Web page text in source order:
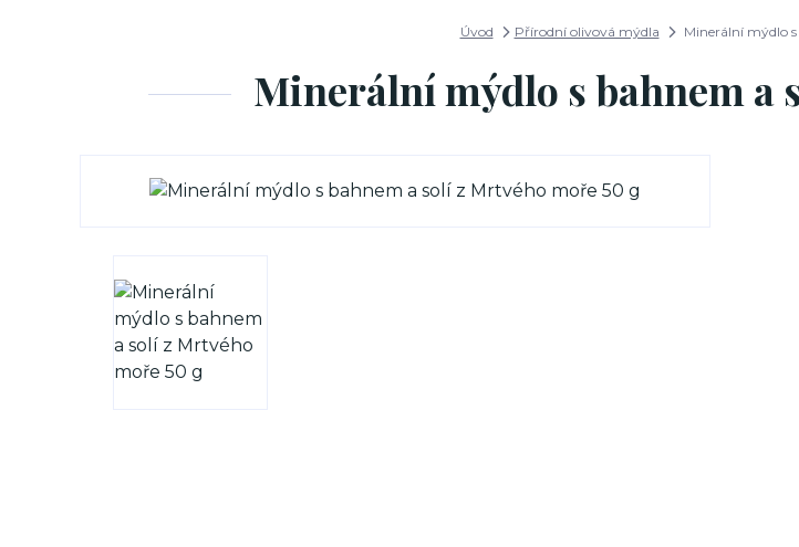
Úvod Přírodní olivová mýdla Minerální mýdlo
Minerální mýdlo s bahnem a